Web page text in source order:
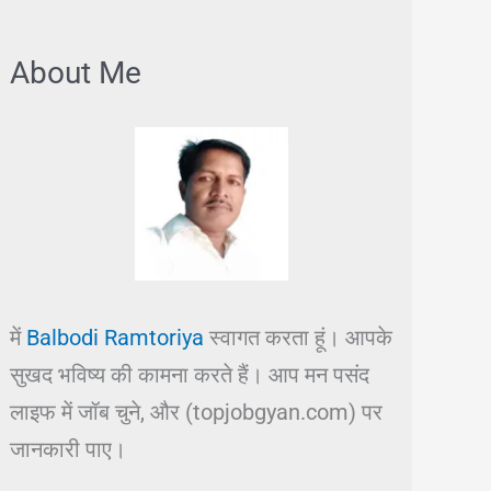
About Me
में Balbodi Ramtoriya स्वागत करता हूं। आपके
सुखद भविष्य की कामना करते हैं। आप मन पसंद
लाइफ में जॉब चुने, और (topjobgyan.com) पर
जानकारी पाए।